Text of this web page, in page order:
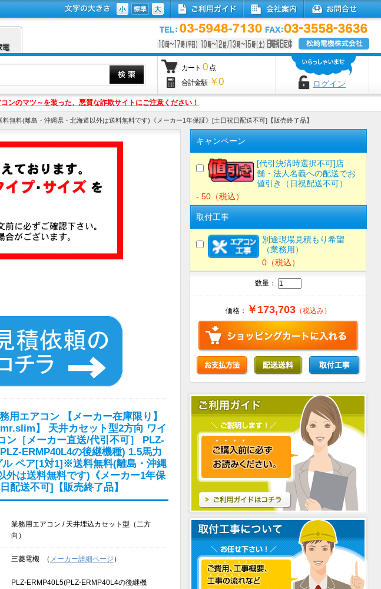
カート 0 点
合計金額 ￥0 ログイン
ンのマツ～を装った、悪質な詐欺サイトにご注意ください！
料(離島・沖縄県・北海道以外は送料無料です)《メーカー1年保証》[土日祝日配送不可]【販売終了品】
用エアコン 【メーカー在庫限り】
】 天井カセット型2方向 ワイ
ン［メーカー直送/代引不可］ PLZ-
ERMP40L4の後継機種) 1.5馬力
ペア[1対1]※送料無料(離島・沖縄
外は送料無料です)《メーカー1年保
配送不可]【販売終了品】
業務用エアコン / 天井埋込カセット型（二方
向）
三菱電機 （ メーカー詳細ページ ）
PLZ-ERMP40L5(PLZ-ERMP40L4の後継機
キャンペーン
[代引決済時選択不可]店
舗・法人名義への配送でお
値引き（日祝配送不可）
- 50（税込）
取付工事
別途現場見積もり希望
（業務用）
0（税込）
数量：
価格： ￥173,703（税込み）